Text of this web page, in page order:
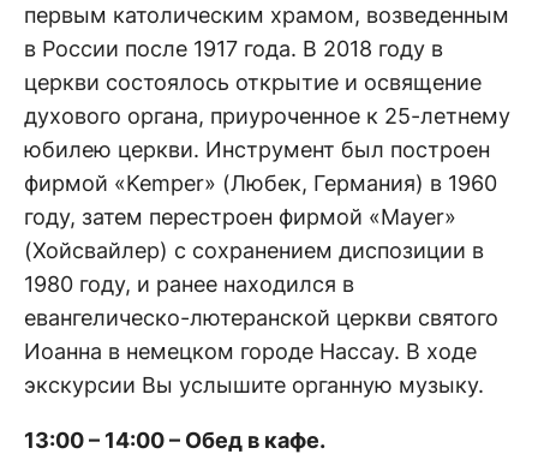
первым католическим храмом, возведенным
в России после 1917 года. В 2018 году в
церкви состоялось открытие и освящение
духового органа, приуроченное к 25-летнему
юбилею церкви. Инструмент был построен
фирмой «Kemper» (Любек, Германия) в 1960
году, затем перестроен фирмой «Mayer»
(Хойсвайлер) с сохранением диспозиции в
1980 году, и ранее находился в
евангелическо-лютеранской церкви святого
Иоанна в немецком городе Нассау. В ходе
экскурсии Вы услышите органную музыку.
13:00 – 14:00 – Обед в кафе.